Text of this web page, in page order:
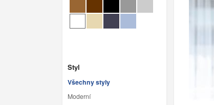
Styl
Všechny styly
Moderní